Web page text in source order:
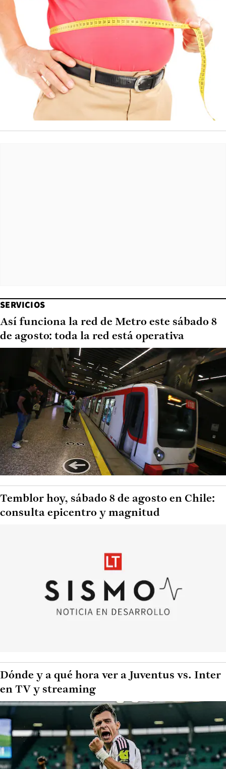
SERVICIOS
Así funciona la red de Metro este sábado 8
de agosto: toda la red está operativa
Temblor hoy, sábado 8 de agosto en Chile:
consulta epicentro y magnitud
Dónde y a qué hora ver a Juventus vs. Inter
en TV y streaming